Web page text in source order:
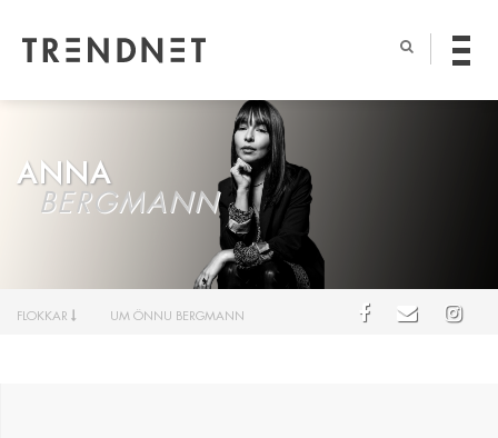
ANNA
BERGMANN
FLOKKAR UM ÖNNU BERGMANN